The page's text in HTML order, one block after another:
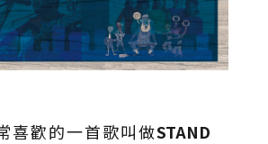
喜歡的一首歌叫做STAND